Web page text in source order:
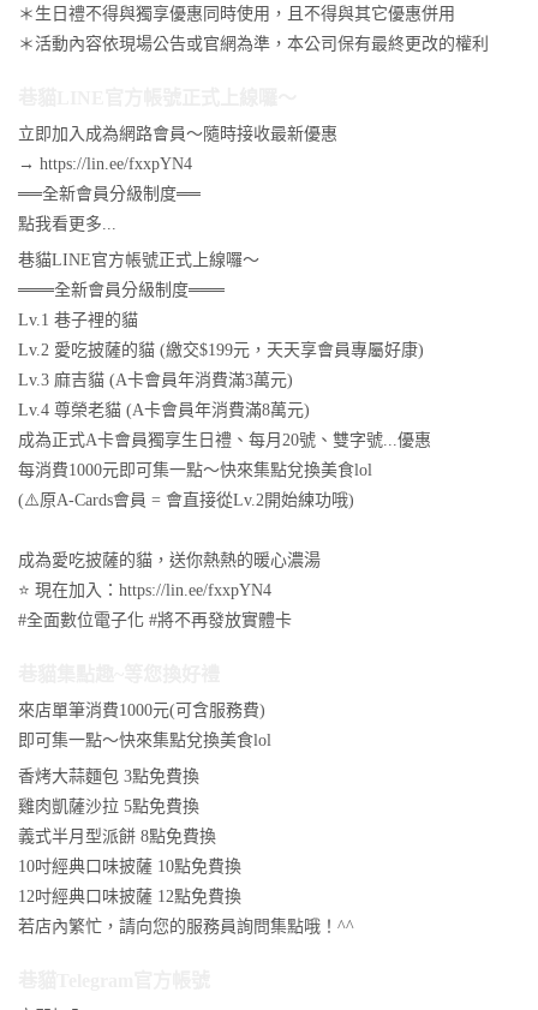
＊生日禮不得與獨享優惠同時使用，且不得與其它優惠併用
＊活動內容依現場公告或官網為準，本公司保有最終更改的權利
立即加入成為網路會員～隨時接收最新優惠
→ https://lin.ee/fxxpYN4
══全新會員分級制度══
點我看更多...
巷貓LINE官方帳號正式上線囉～
═══全新會員分級制度═══
Lv.1 巷子裡的貓
Lv.2 愛吃披薩的貓 (繳交$199元，天天享會員專屬好康)
Lv.3 麻吉貓 (A卡會員年消費滿3萬元)
Lv.4 尊榮老貓 (A卡會員年消費滿8萬元)
成為正式A卡會員獨享生日禮、每月20號、雙字號...優惠
每消費1000元即可集一點～快來集點兌換美食lol
(⚠️原A-Cards會員 = 會直接從Lv.2開始練功哦)
成為愛吃披薩的貓，送你熱熱的暖心濃湯
⭐️ 現在加入：https://lin.ee/fxxpYN4
#全面數位電子化 #將不再發放實體卡
來店單筆消費1000元(可含服務費)
即可集一點～快來集點兌換美食lol
香烤大蒜麵包 3點免費換
雞肉凱薩沙拉 5點免費換
義式半月型派餅 8點免費換
10吋經典口味披薩 10點免費換
12吋經典口味披薩 12點免費換
若店內繁忙，請向您的服務員詢問集點哦！^^